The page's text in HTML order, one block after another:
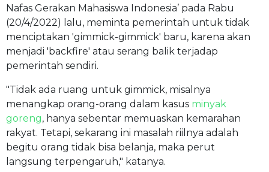
Nafas Gerakan Mahasiswa Indonesia’ pada Rabu
(20/4/2022) lalu, meminta pemerintah untuk tidak
menciptakan 'gimmick-gimmick' baru, karena akan
menjadi 'backfire' atau serang balik terjadap
pemerintah sendiri.
"Tidak ada ruang untuk gimmick, misalnya
menangkap orang-orang dalam kasus minyak
goreng, hanya sebentar memuaskan kemarahan
rakyat. Tetapi, sekarang ini masalah riilnya adalah
begitu orang tidak bisa belanja, maka perut
langsung terpengaruh," katanya.